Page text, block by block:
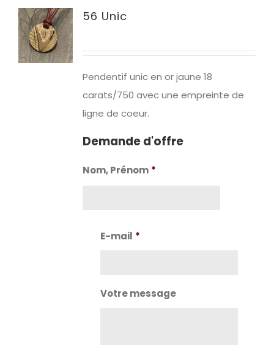
56 Unic
Pendentif unic en or jaune 18
carats/750 avec une empreinte de
ligne de coeur.
Demande d'offre
Nom, Prénom *
E-mail *
Votre message